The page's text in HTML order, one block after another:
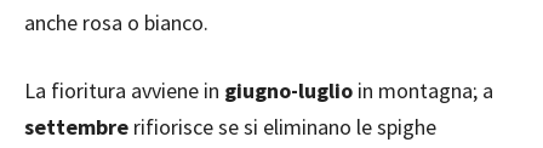
anche rosa o bianco.
La fioritura avviene in giugno-luglio in montagna; a
settembre rifiorisce se si eliminano le spighe